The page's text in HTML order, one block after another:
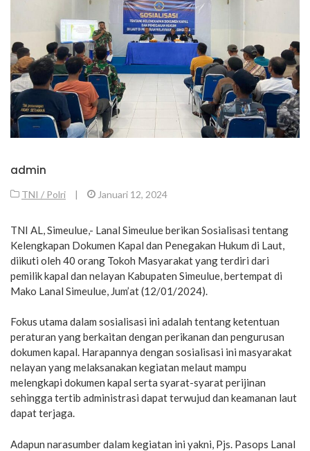
admin
TNI / Polri | Januari 12, 2024
TNI AL, Simeulue,- Lanal Simeulue berikan Sosialisasi tentang
Kelengkapan Dokumen Kapal dan Penegakan Hukum di Laut,
diikuti oleh 40 orang Tokoh Masyarakat yang terdiri dari
pemilik kapal dan nelayan Kabupaten Simeulue, bertempat di
Mako Lanal Simeulue, Jum’at (12/01/2024).
Fokus utama dalam sosialisasi ini adalah tentang ketentuan
peraturan yang berkaitan dengan perikanan dan pengurusan
dokumen kapal. Harapannya dengan sosialisasi ini masyarakat
nelayan yang melaksanakan kegiatan melaut mampu
melengkapi dokumen kapal serta syarat-syarat perijinan
sehingga tertib administrasi dapat terwujud dan keamanan laut
dapat terjaga.
Adapun narasumber dalam kegiatan ini yakni, Pjs. Pasops Lanal